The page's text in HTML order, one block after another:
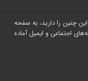
این چنین را دارید، به صفحه
اجتماعی و ایمیل آماده